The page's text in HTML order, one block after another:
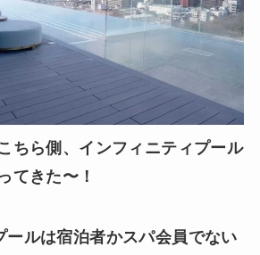
ちら側、インフィニティプール
てきた〜！
ールは宿泊者かスパ会員でない